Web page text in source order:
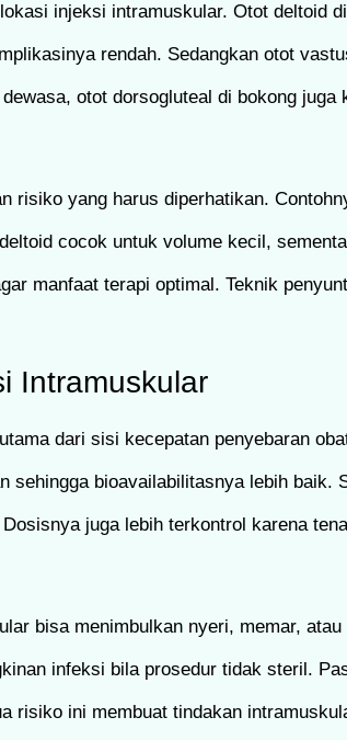
injeksi intramuskular. Otot deltoid
rendah. Sedangkan otot
otot dorsogluteal di bokong juga
risiko yang harus diperhatikan.
cocok untuk volume kecil,
manfaat terapi optimal. Teknik
Intramuskular
dari sisi kecepatan penyebaran
sehingga bioavailabilitasnya lebih baik.
juga lebih terkontrol karena
bisa menimbulkan nyeri, memar,
infeksi bila prosedur tidak steril.
risiko ini membuat tindakan